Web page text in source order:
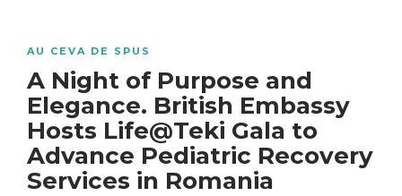
AU CEVA DE SPUS
A Night of Purpose and
Elegance. British Embassy
Hosts Life@Teki Gala to
Advance Pediatric Recovery
Services in Romania